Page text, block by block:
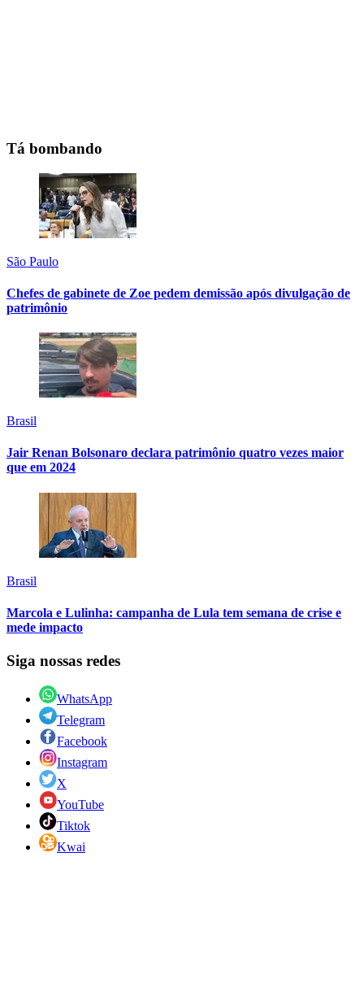
Tá bombando
São Paulo
Chefes de gabinete de Zoe pedem demissão após divulgação de
patrimônio
Brasil
Jair Renan Bolsonaro declara patrimônio quatro vezes maior
que em 2024
Brasil
Marcola e Lulinha: campanha de Lula tem semana de crise e
mede impacto
Siga nossas redes
WhatsApp
Telegram
Facebook
Instagram
X
YouTube
Tiktok
Kwai